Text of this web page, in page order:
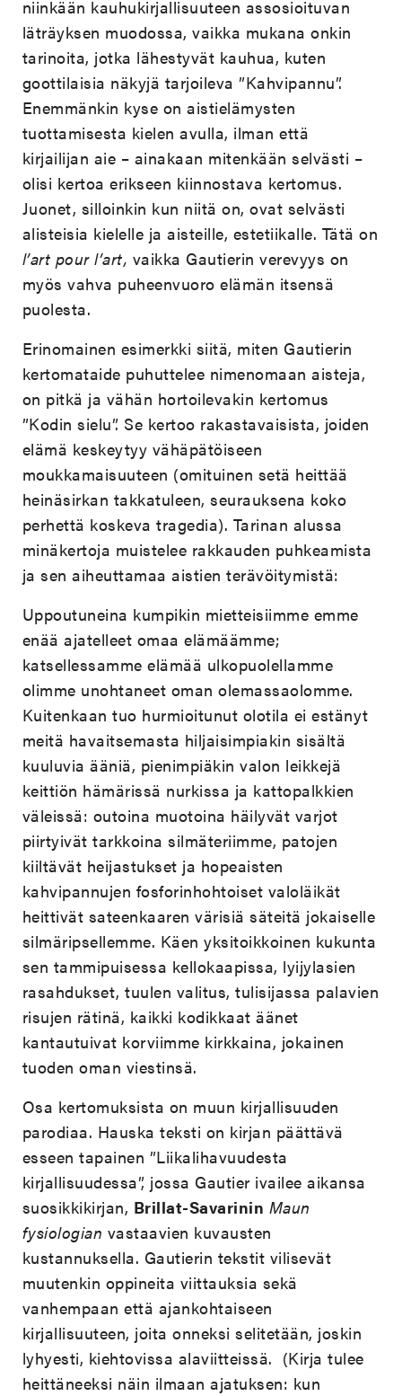
niinkään kauhukirjallisuuteen assosioituvan
läträyksen muodossa, vaikka mukana onkin
tarinoita, jotka lähestyvät kauhua, kuten
goottilaisia näkyjä tarjoileva ”Kahvipannu”.
Enemmänkin kyse on aistielämysten
tuottamisesta kielen avulla, ilman että
kirjailijan aie – ainakaan mitenkään selvästi –
olisi kertoa erikseen kiinnostava kertomus.
Juonet, silloinkin kun niitä on, ovat selvästi
alisteisia kielelle ja aisteille, estetiikalle. Tätä on
l’art pour l’art, vaikka Gautierin verevyys on
myös vahva puheenvuoro elämän itsensä
puolesta.
Erinomainen esimerkki siitä, miten Gautierin
kertomataide puhuttelee nimenomaan aisteja,
on pitkä ja vähän hortoilevakin kertomus
”Kodin sielu”. Se kertoo rakastavaisista, joiden
elämä keskeytyy vähäpätöiseen
moukkamaisuuteen (omituinen setä heittää
heinäsirkan takkatuleen, seurauksena koko
perhettä koskeva tragedia). Tarinan alussa
minäkertoja muistelee rakkauden puhkeamista
ja sen aiheuttamaa aistien terävöitymistä:
Uppoutuneina kumpikin mietteisiimme emme
enää ajatelleet omaa elämäämme;
katsellessamme elämää ulkopuolellamme
olimme unohtaneet oman olemassaolomme.
Kuitenkaan tuo hurmioitunut olotila ei estänyt
meitä havaitsemasta hiljaisimpiakin sisältä
kuuluvia ääniä, pienimpiäkin valon leikkejä
keittiön hämärissä nurkissa ja kattopalkkien
väleissä: outoina muotoina häilyvät varjot
piirtyivät tarkkoina silmäteriimme, patojen
kiiltävät heijastukset ja hopeaisten
kahvipannujen fosforinhohtoiset valoläikät
heittivät sateenkaaren värisiä säteitä jokaiselle
silmäripsellemme. Käen yksitoikkoinen kukunta
sen tammipuisessa kellokaapissa, lyijylasien
rasahdukset, tuulen valitus, tulisijassa palavien
risujen rätinä, kaikki kodikkaat äänet
kantautuivat korviimme kirkkaina, jokainen
tuoden oman viestinsä.
Osa kertomuksista on muun kirjallisuuden
parodiaa. Hauska teksti on kirjan päättävä
esseen tapainen ”Liikalihavuudesta
kirjallisuudessa”, jossa Gautier ivailee aikansa
suosikkikirjan, Brillat-Savarinin Maun
fysiologian vastaavien kuvausten
kustannuksella. Gautierin tekstit vilisevät
muutenkin oppineita viittauksia sekä
vanhempaan että ajankohtaiseen
kirjallisuuteen, joita onneksi selitetään, joskin
lyhyesti, kiehtovissa alaviitteissä. (Kirja tulee
heittäneeksi näin ilmaan ajatuksen: kun